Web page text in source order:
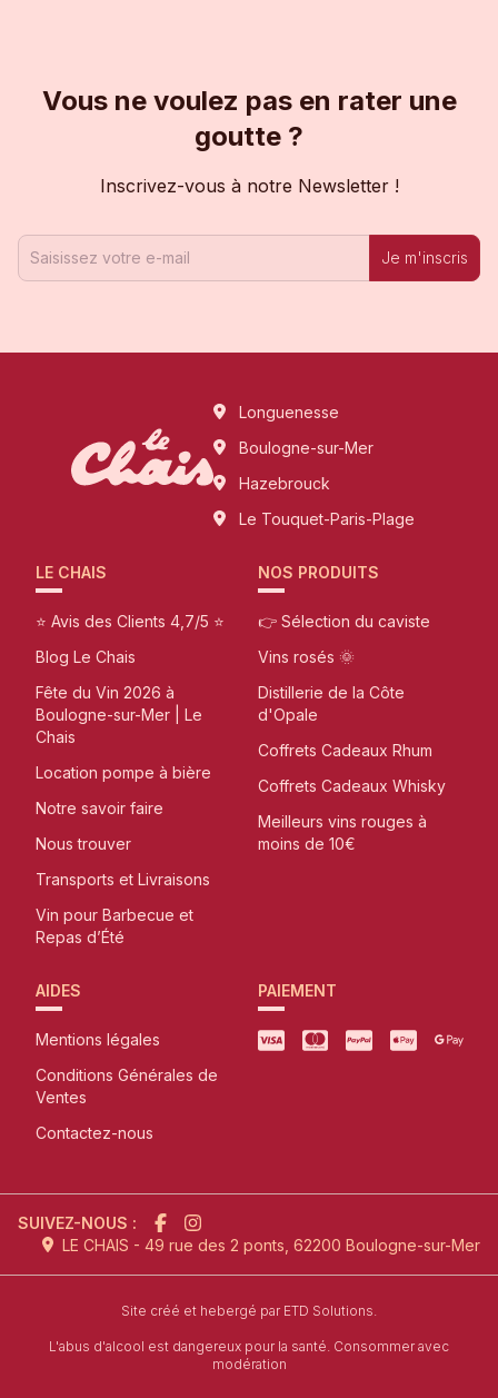
Vous ne voulez pas en rater une
goutte ?
Inscrivez-vous à notre Newsletter !
Je m'inscris
Longuenesse
Boulogne-sur-Mer
Hazebrouck
Le Touquet-Paris-Plage
LE CHAIS
⭐ Avis des Clients 4,7/5 ⭐
Blog Le Chais
Fête du Vin 2026 à
Boulogne-sur-Mer | Le
Chais
Location pompe à bière
Notre savoir faire
Nous trouver
Transports et Livraisons
Vin pour Barbecue et
Repas d’Été
NOS PRODUITS
👉 Sélection du caviste
Vins rosés 🌞
Distillerie de la Côte
d'Opale
Coffrets Cadeaux Rhum
Coffrets Cadeaux Whisky
Meilleurs vins rouges à
moins de 10€
AIDES
Mentions légales
Conditions Générales de
Ventes
Contactez-nous
PAIEMENT
SUIVEZ-NOUS :
LE CHAIS - 49 rue des 2 ponts, 62200 Boulogne-sur-Mer
Site créé et hebergé parl'agence de création de site
ETD Solutions.
L'abus d'alcool est dangereux pour la santé. Consommer avec
modération